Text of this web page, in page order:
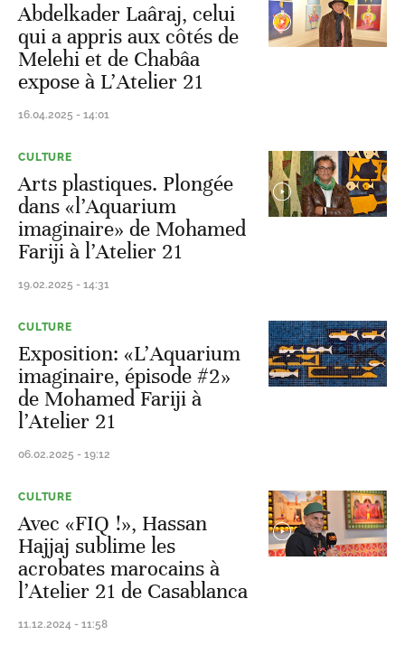
Abdelkader Laâraj, celui
qui a appris aux côtés de
Melehi et de Chabâa
expose à L’Atelier 21
16.04.2025 - 14:01
CULTURE
Arts plastiques. Plongée
dans «l’Aquarium
imaginaire» de Mohamed
Fariji à l’Atelier 21
19.02.2025 - 14:31
CULTURE
Exposition: «L’Aquarium
imaginaire, épisode #2»
de Mohamed Fariji à
l’Atelier 21
06.02.2025 - 19:12
CULTURE
Avec «FIQ !», Hassan
Hajjaj sublime les
acrobates marocains à
l’Atelier 21 de Casablanca
11.12.2024 - 11:58